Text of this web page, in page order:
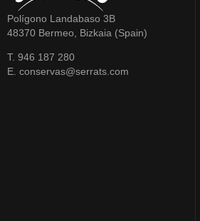
Polígono Landabaso 3B
48370 Bermeo, Bizkaia (Spain)
T. 946 187 280
E. conservas@serrats.com